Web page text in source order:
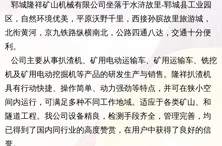
郓城隆祥矿山机械有限公司坐落于水浒故里-郓城县工业园
区，自然环境优美，平原沃野千里，西接孙膑故里旅游城，
北衔黄河，京九铁路纵横南北，公路四通八达，交通十分便
利。
公司主要从事扒渣机、矿用电动运输车、矿用运输车、铣挖
机及矿用电动挖掘机等产品的研发生产与销售。隆祥扒渣机
具有行动快捷、操作简单、动力强劲等特点，并可在狭小空
间内运行，可满足多种不同工作地域。适应于各类矿山、和
隧道工程。我公司设备精良，检测手段齐全，管理完善，均
已得到了国内同行业的高度赞赏，在用户中获得了良好的信
誉。